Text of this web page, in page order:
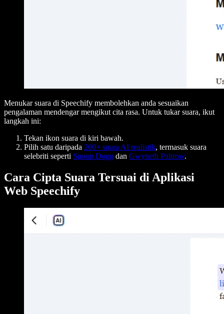
Menukar suara di Speechify membolehkan anda sesuaikan
pengalaman mendengar mengikut cita rasa. Untuk tukar suara, ikut
langkah ini:
Tekan ikon suara di kiri bawah.
Pilih satu daripada 200+ suara AI realistik, termasuk suara
selebriti seperti Snoop Dogg dan Gwyneth Paltrow.
Cara Cipta Suara Tersuai di Aplikasi
Web Speechify